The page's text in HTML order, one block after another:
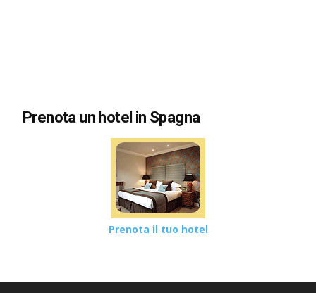
Prenota un hotel in Spagna
Prenota il tuo hotel